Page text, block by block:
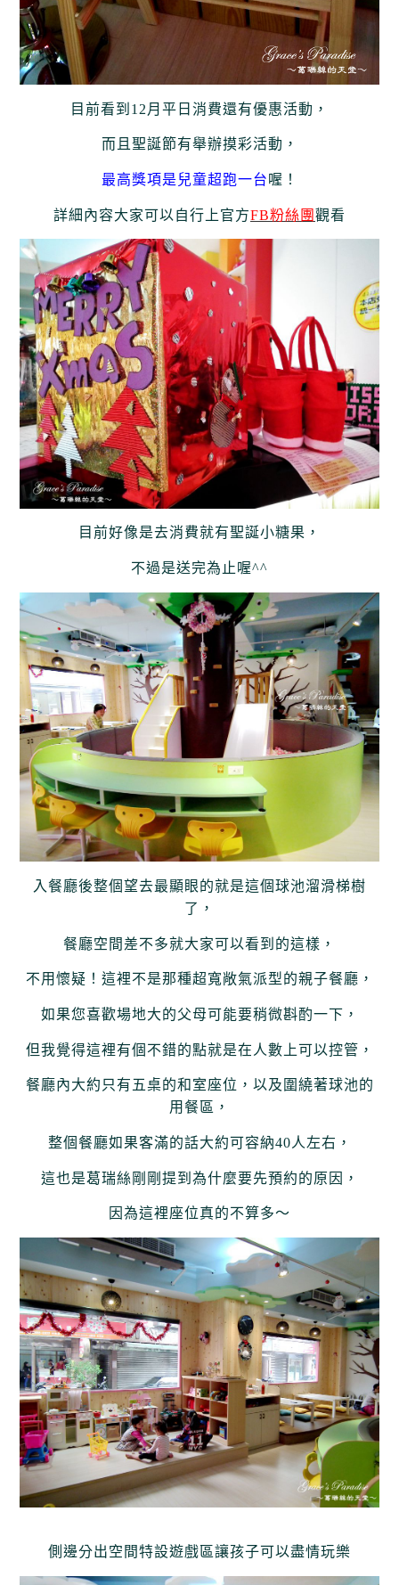
目前看到12月平日消費還有優惠活動，
而且聖誕節有舉辦摸彩活動，
最高獎項是兒童超跑一台 喔！
詳細內容大家可以自行上官方FB粉絲團 觀看
目前好像是去消費就有聖誕小糖果，
不過是送完為止喔^^
入餐廳後整個望去最顯眼的就是這個球池溜滑梯樹
了，
餐廳空間差不多就大家可以看到的這樣，
不用懷疑！這裡不是那種超寬敞氣派型的親子餐廳，
如果您喜歡場地大的父母可能要稍微斟酌一下，
但我覺得這裡有個不錯的點就是在人數上可以控管，
餐廳內大約只有五桌的和室座位，以及圍繞著球池的
用餐區，
整個餐廳如果客滿的話大約可容納40人左右，
這也是葛瑞絲剛剛提到為什麼要先預約的原因，
因為這裡座位真的不算多～
側邊分出空間特設遊戲區讓孩子可以盡情玩樂